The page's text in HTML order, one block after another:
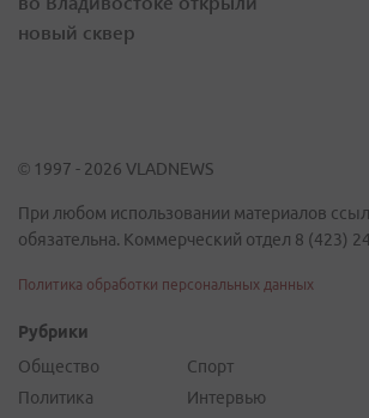
новый сквер
© 1997 - 2026 VLADNEWS
При любом использовании материалов
обязательна. Коммерческий отдел 8 (423)
Политика обработки персональных данных
Рубрики
Общество
Политика
Спорт
Интервью